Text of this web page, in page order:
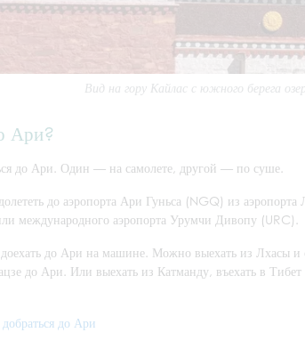
Вид на гору Кайлас с южного берега
Ари?
до Ари. Один — на самолете, другой — по суше.
до аэропорта Ари Гуньса (NGQ) из аэропорта
международного аэропорта Урумчи Дивопу (URC).
до Ари на машине. Можно выехать из Лхасы и
до Ари. Или выехать из Катманду, въехать в
до Ари